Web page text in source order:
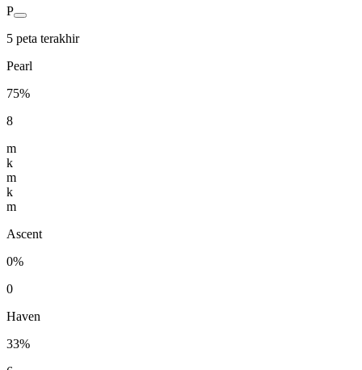
P
5 peta terakhir
Pearl
75%
8
m
k
m
k
m
Ascent
0%
0
Haven
33%